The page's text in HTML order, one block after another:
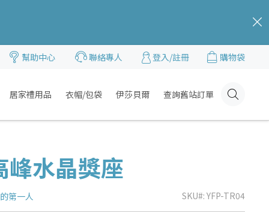
購物袋
登入/註冊
幫助中心 聯絡專人
居家禮用品 衣帽/包袋 伊莎貝爾
查詢舊站訂單
Here
峰水晶獎座
第一人 SKU YFP-TR04